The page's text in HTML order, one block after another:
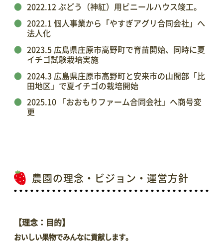
2022.12 ぶどう（神紅）用ビニールハウス竣工。
2022.1 個人事業から「やすぎアグリ合同会社」へ
法人化
2023.5 広島県庄原市高野町で育苗開始、同時に夏
イチゴ試験栽培実施
2024.3 広島県庄原市高野町と安来市の山間部「比
田地区」で夏イチゴの栽培開始
2025.10 「おおもりファーム合同会社」へ商号変
更
農園の理念・ビジョン・運営方針
【理念：目的】
おいしい果物でみんなに貢献します。